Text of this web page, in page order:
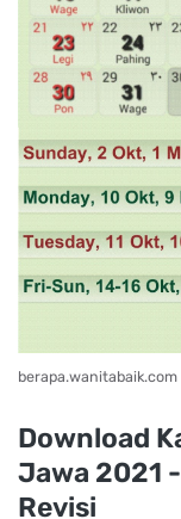
berapa.wanitabaik.com
Download
Jawa 2021
Revisi